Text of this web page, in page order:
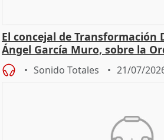
El concejal de Transformación
Ángel García Muro, sobre la
Sonido Totales 21/07/